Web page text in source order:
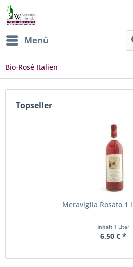
Menü
Bio-Rosé Italien
Topseller
Meraviglia Rosato 1
Inhalt 1 Liter
6,50 € *